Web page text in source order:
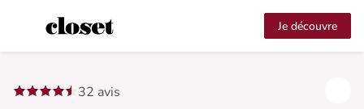
Je découvre
32 avis